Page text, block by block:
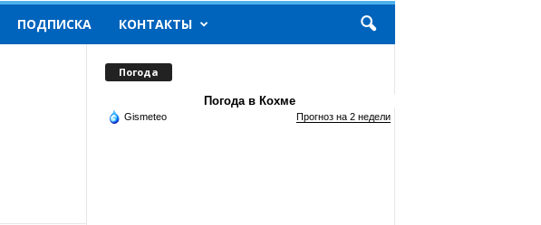
ПОДПИСКА КОНТАКТЫ
Погода
Погода в Кохме
Gismeteo Прогноз на 2 недели